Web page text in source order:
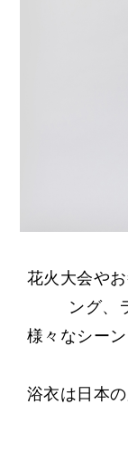
花火大会や
ング、
様々なシー
浴衣は日本